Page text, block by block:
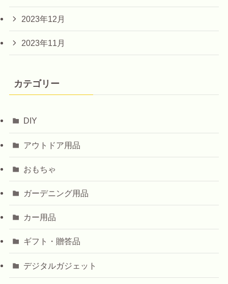
2023年12月
2023年11月
カテゴリー
DIY
アウトドア用品
おもちゃ
ガーデニング用品
カー用品
ギフト・贈答品
デジタルガジェット